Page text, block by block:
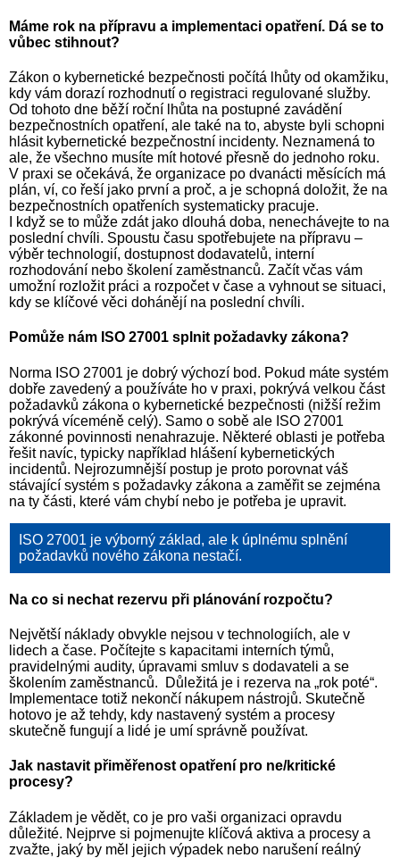
Máme rok na přípravu a implementaci opatření. Dá se to
vůbec stihnout?
Zákon o kybernetické bezpečnosti počítá lhůty od okamžiku,
kdy vám dorazí rozhodnutí o registraci regulované služby.
Od tohoto dne běží roční lhůta na postupné zavádění
bezpečnostních opatření, ale také na to, abyste byli schopni
hlásit kybernetické bezpečnostní incidenty. Neznamená to
ale, že všechno musíte mít hotové přesně do jednoho roku.
V praxi se očekává, že organizace po dvanácti měsících má
plán, ví, co řeší jako první a proč, a je schopná doložit, že na
bezpečnostních opatřeních systematicky pracuje.
I když se to může zdát jako dlouhá doba, nenechávejte to na
poslední chvíli. Spoustu času spotřebujete na přípravu –
výběr technologií, dostupnost dodavatelů, interní
rozhodování nebo školení zaměstnanců. Začít včas vám
umožní rozložit práci a rozpočet v čase a vyhnout se situaci,
kdy se klíčové věci dohánějí na poslední chvíli.
Pomůže nám ISO 27001 splnit požadavky zákona?
Norma ISO 27001 je dobrý výchozí bod. Pokud máte systém
dobře zavedený a používáte ho v praxi, pokrývá velkou část
požadavků zákona o kybernetické bezpečnosti (nižší režim
pokrývá víceméně celý). Samo o sobě ale ISO 27001
zákonné povinnosti nenahrazuje. Některé oblasti je potřeba
řešit navíc, typicky například hlášení kybernetických
incidentů. Nejrozumnější postup je proto porovnat váš
stávající systém s požadavky zákona a zaměřit se zejména
na ty části, které vám chybí nebo je potřeba je upravit.
ISO 27001 je výborný základ, ale k úplnému splnění
požadavků nového zákona nestačí.
Na co si nechat rezervu při plánování rozpočtu?
Největší náklady obvykle nejsou v technologiích, ale v
lidech a čase. Počítejte s kapacitami interních týmů,
pravidelnými audity, úpravami smluv s dodavateli a se
školením zaměstnanců. Důležitá je i rezerva na „rok poté“.
Implementace totiž nekončí nákupem nástrojů. Skutečně
hotovo je až tehdy, kdy nastavený systém a procesy
skutečně fungují a lidé je umí správně používat.
Jak nastavit přiměřenost opatření pro ne/kritické
procesy?
Základem je vědět, co je pro vaši organizaci opravdu
důležité. Nejprve si pojmenujte klíčová aktiva a procesy a
zvažte, jaký by měl jejich výpadek nebo narušení reálný